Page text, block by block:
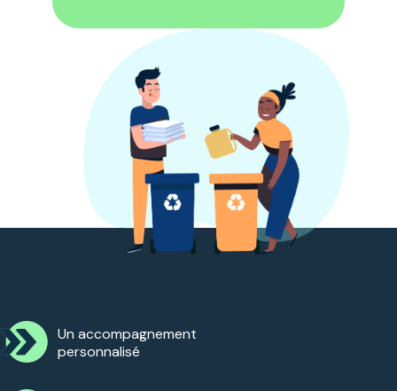
Un accompagnement
personnalisé